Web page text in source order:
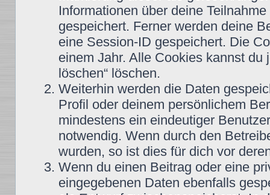
Informationen über deine
gespeichert. Ferner werden deine
eine Session-ID gespeichert. Die
einem Jahr. Alle Cookies kannst du
löschen“ löschen.
Weiterhin werden die Daten
Profil oder deinem persönlichem
mindestens ein eindeutiger
notwendig. Wenn durch den
wurden, so ist dies für dich vor
Wenn du einen Beitrag oder eine
eingegebenen Daten ebenfalls